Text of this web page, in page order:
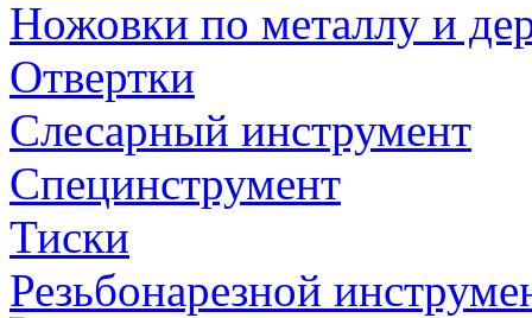
Ножовки по металлу и
Отвертки
Слесарный инструмент
Специнструмент
Тиски
Резьбонарезной